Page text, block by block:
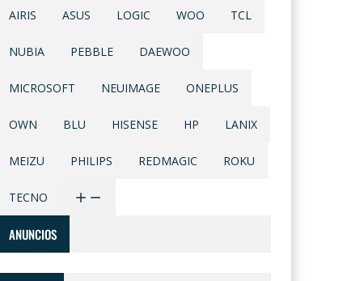
AIRIS ASUS LOGIC WOO TCL
NUBIA PEBBLE DAEWOO
MICROSOFT NEUIMAGE ONEPLUS
OWN BLU HISENSE HP LANIX
MEIZU PHILIPS REDMAGIC ROKU
TECNO
ANUNCIOS